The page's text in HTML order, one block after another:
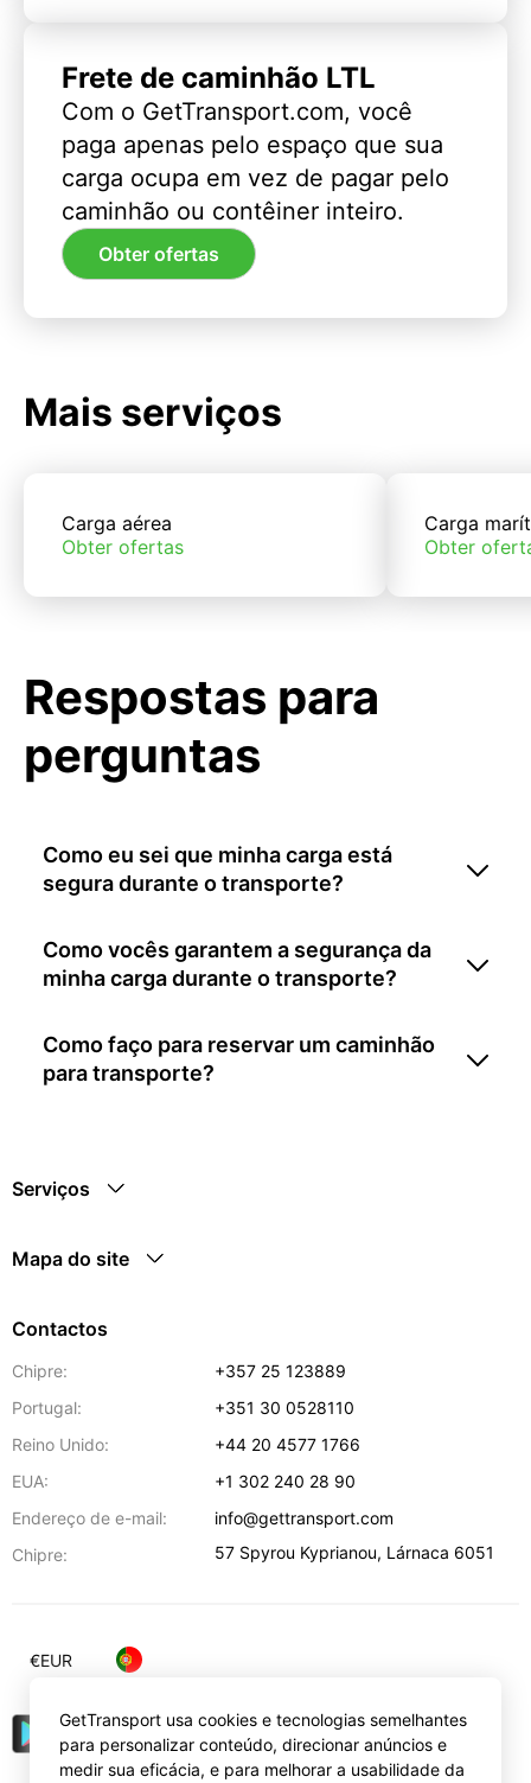
Frete de caminhão LTL
Com o GetTransport.com, você
paga apenas pelo espaço que sua
carga ocupa em vez de pagar pelo
caminhão ou contêiner inteiro.
Obter ofertas
Mais serviços
Carga aérea
Obter ofertas
Carga
Obter
Respostas para
perguntas
Como eu sei que minha carga está
segura durante o transporte?
Como vocês garantem a segurança da
minha carga durante o transporte?
Como faço para reservar um caminhão
para transporte?
Serviços
Mapa do site
Contactos
Chipre:
+357 25 123889
Portugal:
+351 30 0528110
Reino Unido:
+44 20 4577 1766
EUA:
+1 302 240 28 90
Endereço de e-mail:
info@gettransport.com
Chipre:
57 Spyrou Kyprianou, Lárnaca 6051
€EUR
GetTransport usa cookies e tecnologias semelhantes
para personalizar conteúdo, direcionar anúncios e
medir sua eficácia, e para melhorar a usabilidade da